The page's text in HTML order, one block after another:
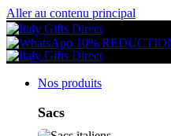
Aller au contenu principal
10%
Nos produits
Sacs